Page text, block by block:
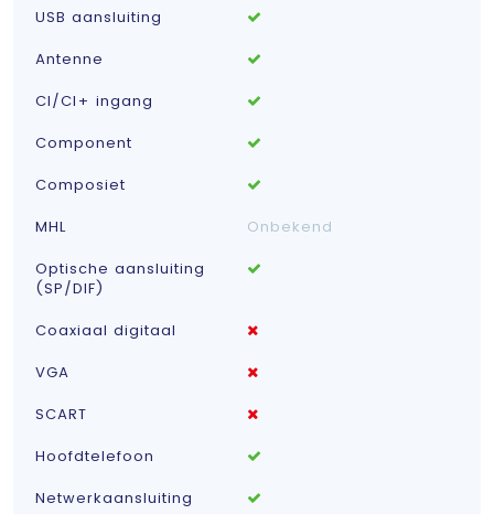
USB aansluiting
Antenne
CI/CI+ ingang
Component
Composiet
MHL
Onbekend
Optische aansluiting
(SP/DIF)
Coaxiaal digitaal
VGA
SCART
Hoofdtelefoon
Netwerkaansluiting